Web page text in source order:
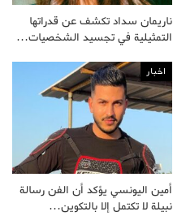
ناريمان سداد تكشف عن قدراتها
التمثيلية في تجسيد الشخصيات…
اخبار
أمين اليونسي يؤكد أن الفن رسالة
نبيلة لا تكتمل إلا بالتكوين…